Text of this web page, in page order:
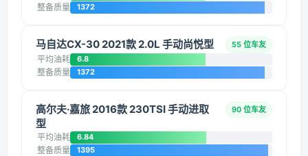
整备质量 1372
马自达CX-30 2021款 2.0L 手动尚悦型 55 位车友
平均油耗 6.8
整备质量 1372
高尔夫·嘉旅 2016款 230TSI 手动进取
型
90 位车友
平均油耗 6.84
整备质量 1395